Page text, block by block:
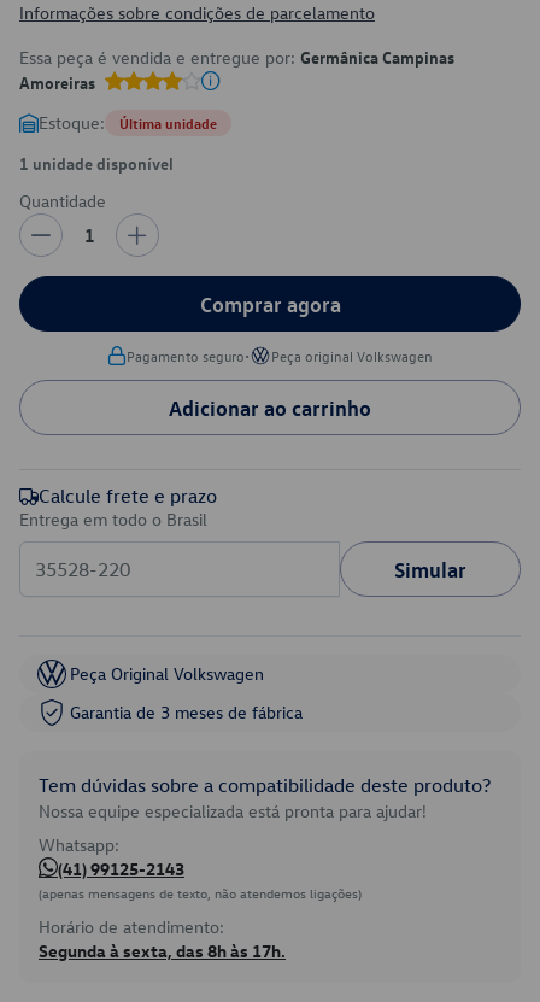
Informações sobre condições de parcelamento
Essa peça é vendida e entregue por: Germânica Campinas
Amoreiras
Estoque: Última unidade
1 unidade disponível
Quantidade
1
Comprar agora
Pagamento seguro• Peça original Volkswagen
Adicionar ao carrinho
Calcule frete e prazo
Entrega em todo o Brasil
Simular
Peça Original Volkswagen
Garantia de 3 meses de fábrica
Tem dúvidas sobre a compatibilidade deste produto?
Nossa equipe especializada está pronta para ajudar!
Whatsapp:
(41) 99125-2143
(apenas mensagens de texto, não atendemos ligações)
Horário de atendimento:
Segunda à sexta, das 8h às 17h.